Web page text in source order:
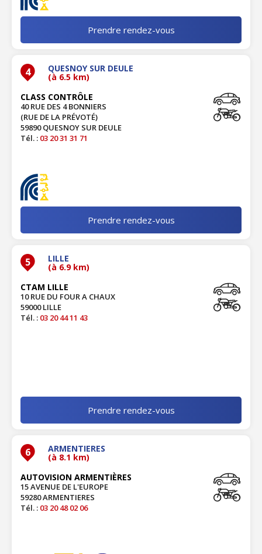
Prendre rendez-vous
4 QUESNOY SUR DEULE
(à 6.5 km)
CLASS CONTRÔLE
40 RUE DES 4 BONNIERS
(RUE DE LA PRÉVOTÉ)
59890 QUESNOY SUR DEULE
Tél. : 03 20 31 31 71
Prendre rendez-vous
5 LILLE
(à 6.9 km)
CTAM LILLE
10 RUE DU FOUR A CHAUX
59000 LILLE
Tél. : 03 20 44 11 43
Prendre rendez-vous
6 ARMENTIERES
(à 8.1 km)
AUTOVISION ARMENTIÈRES
15 AVENUE DE L'EUROPE
59280 ARMENTIERES
Tél. : 03 20 48 02 06